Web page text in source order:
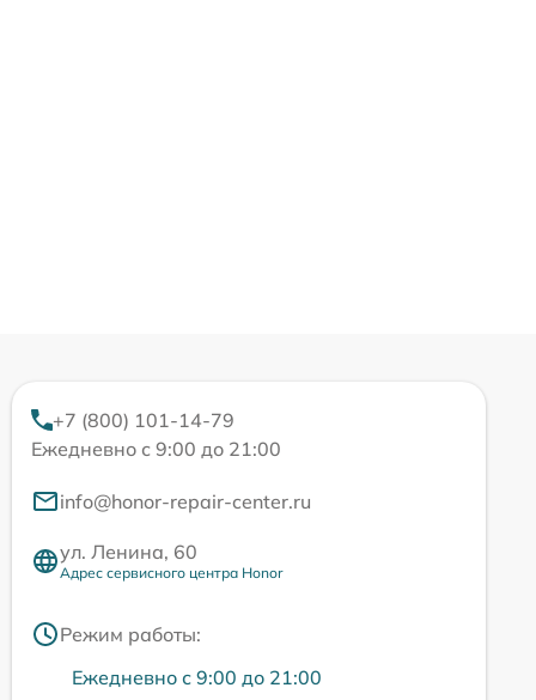
+7 (800) 101-14-79
Ежедневно с 9:00 до 21:00
info@honor-repair-center.ru
ул. Ленина, 60
Адрес сервисного центра Honor
Режим работы:
Ежедневно с 9:00 до 21:00